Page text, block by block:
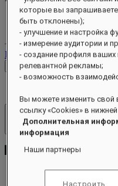
Ваш аккаунт
Ваши бронирования
Выйти
Проверить тарифы
Отели и курорты
Открыть меню
которые вы
быть отклонены);
- улучшение и настройка
- измерение аудитории и
- создание профиля ваших
релевантной рекламы;
- возможность
Вы можете изменить
ссылку «Cookies» в
Дополнительная
информация
Наши партнеры